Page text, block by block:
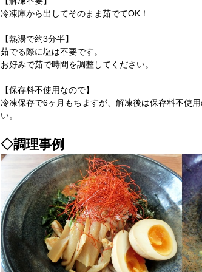
冷凍庫から出してそのまま茹でてOK！
【熱湯で約3分半】
茹でる際に塩は不要です。
お好みで茹で時間を調整してください。
【保存料不使用なので】
冷凍保存で6ヶ月もちますが、解凍後は保存料不使
い。
◇調理事例